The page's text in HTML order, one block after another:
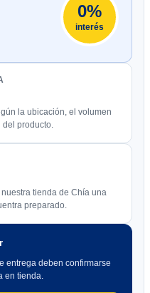
0%
interés
la ubicación, el volumen
producto.
tienda de Chía una
preparado.
entrega deben confirmarse
en tienda.